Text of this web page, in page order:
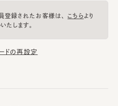
録されたお客様は、 こちらより
たします。
ドの再設定